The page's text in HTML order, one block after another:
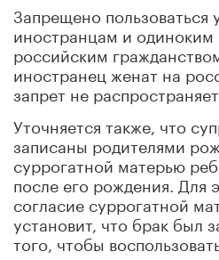
Запрещено пользоваться
иностранцам и
российским
иностранец женат на
запрет не
Уточняется также, что
записаны родителями
суррогатной матерью
после его рождения. Для
согласие суррогатной
установит, что брак был
того, чтобы